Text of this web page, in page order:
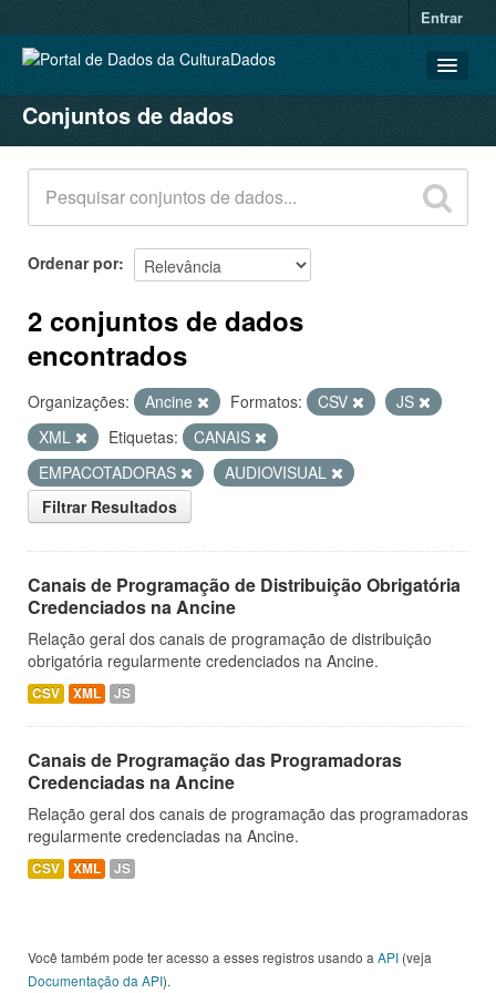
Entrar
CONJUNTOS DE DADOS
ORGANIZAÇÕES
GRUPOS
SOBRE
Conjuntos de dados
Ordenar por
2 conjuntos de dados
encontrados
Organizações: Ancine Formatos: CSV
JS
XML
Etiquetas:
CANAIS
EMPACOTADORAS
AUDIOVISUAL
Filtrar Resultados
Canais de Programação de Distribuição Obrigatória
Credenciados na Ancine
Relação geral dos canais de programação de distribuição
obrigatória regularmente credenciados na Ancine.
CSV XML JS
Canais de Programação das Programadoras
Credenciadas na Ancine
Relação geral dos canais de programação das programadoras
regularmente credenciadas na Ancine.
CSV XML JS
Você também pode ter acesso a esses registros usando a API (veja
Documentação da API).